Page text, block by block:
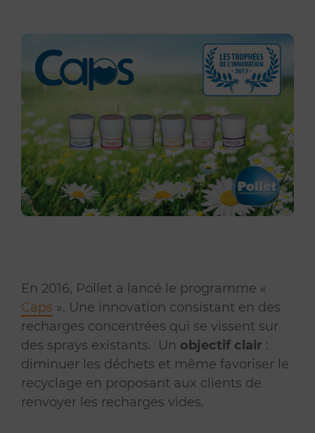
En 2016, Pollet a lancé le programme «
Caps ». Une innovation consistant en des
recharges concentrées qui se vissent sur
des sprays existants. Un objectif clair :
diminuer les déchets et même favoriser le
recyclage en proposant aux clients de
renvoyer les recharges vides.